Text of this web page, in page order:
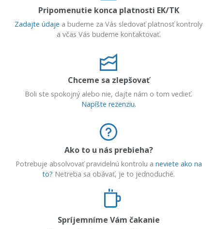
Pripomenutie konca platnosti EK/TK
Zadajte údaje a budeme za Vás sledovať platnosť kontroly
a včas Vás budeme kontaktovať.
Chceme sa zlepšovať
Boli ste spokojný alebo nie, dajte nám o tom vedieť.
Napíšte rezenziu.
Ako to u nás prebieha?
Potrebuje absolvovať pravidelnú kontrolu a neviete ako na
to? Netreba sa obávať, je to jednoduché.
Spríjemníme Vám čakanie